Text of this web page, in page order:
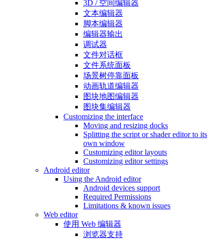
3D / 空间编辑器
文本编辑器
脚本编辑器
编辑器输出
调试器
文件对话框
文件系统面板
场景树停靠面板
动画轨道编辑器
图块地图编辑器
图块集编辑器
Customizing the interface
Moving and resizing docks
Splitting the script or shader editor to its
own window
Customizing editor layouts
Customizing editor settings
Android editor
Using the Android editor
Android devices support
Required Permissions
Limitations & known issues
Web editor
使用 Web 编辑器
浏览器支持